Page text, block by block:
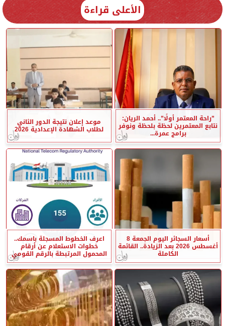
الأعلى قراءة
”راحة المعتمر أولًا”.. أحمد الريان:
نتابع المعتمرين لحظة بلحظة ونوفر
برامج عمرة...
موعد إعلان نتيجة الدور الثاني
لطلاب الشهادة الإعدادية 2026
أسعار السجائر اليوم الجمعة 8
أغسطس 2026 بعد الزيادة.. القائمة
الكاملة
اعرف الخطوط المسجلة باسمك..
خطوات الاستعلام عن أرقام
المحمول المرتبطة بالرقم القومي